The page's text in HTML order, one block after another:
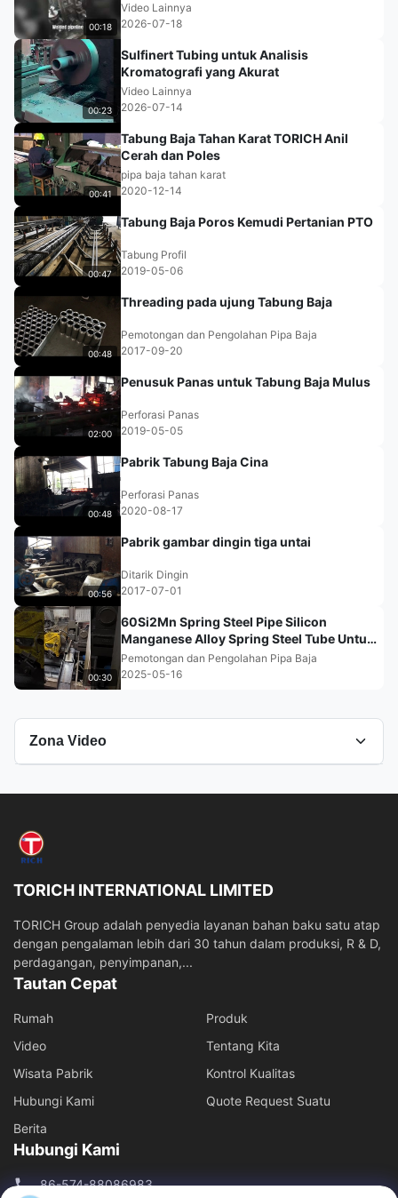
00:18
Video Lainnya
2026-07-18
00:23
Sulfinert Tubing untuk Analisis
Kromatografi yang Akurat
Video Lainnya
2026-07-14
00:41
Tabung Baja Tahan Karat TORICH Anil
Cerah dan Poles
pipa baja tahan karat
2020-12-14
00:47
Tabung Baja Poros Kemudi Pertanian PTO
Tabung Profil
2019-05-06
00:48
Threading pada ujung Tabung Baja
Pemotongan dan Pengolahan Pipa Baja
2017-09-20
02:00
Penusuk Panas untuk Tabung Baja Mulus
Perforasi Panas
2019-05-05
00:48
Pabrik Tabung Baja Cina
Perforasi Panas
2020-08-17
00:56
Pabrik gambar dingin tiga untai
Ditarik Dingin
2017-07-01
00:30
60Si2Mn Spring Steel Pipe Silicon
Manganese Alloy Spring Steel Tube Untuk
Mobil
Pemotongan dan Pengolahan Pipa Baja
2025-05-16
Zona Video
Batang piston
Ditarik Dingin
Tabung Profil
Pemotongan dan Pengolahan Pipa Baja
pipa yang dilas
pipa baja tahan karat
Perforasi Panas
TORICH INTERNATIONAL LIMITED
TORICH Group adalah penyedia layanan bahan baku satu atap
dengan pengalaman lebih dari 30 tahun dalam produksi, R & D,
perdagangan, penyimpanan,...
Tautan Cepat
Rumah
Produk
Video
Tentang Kita
Wisata Pabrik
Kontrol Kualitas
Hubungi Kami
Quote Request Suatu
Berita
Hubungi Kami
86-574-88086983